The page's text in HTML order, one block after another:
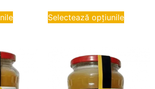
Selectează opțiunile